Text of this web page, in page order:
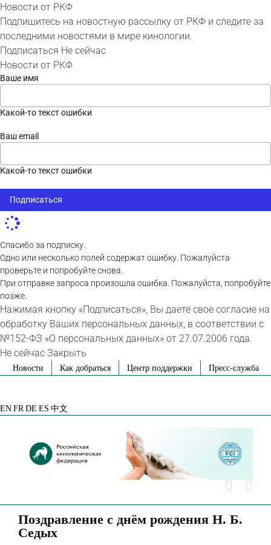
Новости от РКФ
Подпишитесь на новостную рассылку от РКФ и следите за
последними новостями в мире кинологии.
Подписаться Не сейчас
Новости от РКФ
Ваше имя
Какой-то текст ошибки
Ваш email
Какой-то текст ошибки
Подписаться
Спасибо за подписку.
Одно или несколько полей содержат ошибку. Пожалуйста
проверьте и попробуйте снова.
При отправке запроса произошла ошибка. Пожалуйста, попробуйте
позже.
Нажимая кнопку «Подписаться», Вы даете свое согласие на
обработку Ваших персональных данных, в соответствии с
№152-ФЗ «О персональных данных» от 27.07.2006 года.
Не сейчас Закрыть
SkipНовости Как добраться Центр поддержки Пресс-служба
EN FR DE ES 中文
Поздравление с днём рождения Н. Б.
Седых